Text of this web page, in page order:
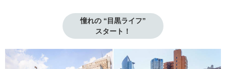
憧れの “目黒ライフ”
スタート！